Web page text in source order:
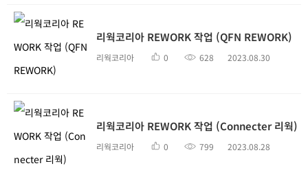
리웍코리아 REWORK 작업 (QFN REWORK)
리웍코리아 0 628 2023.08.30
리웍코리아 REWORK 작업 (Connecter 리웍)
리웍코리아 0 799 2023.08.28